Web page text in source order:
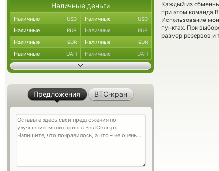
Каждый из
при этом команда
Использование
пунктах. При
размер резервов и
Наличные деньги
Наличные USD Наличные USD
Наличные RUB Наличные RUB
Наличные EUR Наличные EUR
Наличные UAH Наличные UAH
Предложения BTC-кран